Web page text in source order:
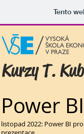
Tento
Kurzy T.
Power
listopad 2022: Power BI